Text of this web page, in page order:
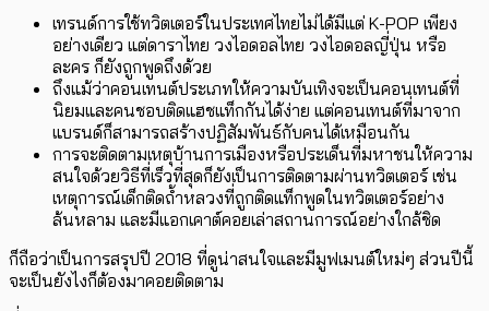
เทรนด์การใช้ทวิตเตอร์ในประเทศไทยไม่ได้มีแต่ K-POP เพียง
อย่างเดียว แต่ดาราไทย วงไอดอลไทย วงไอดอลญี่ปุ่น หรือ
ละคร ก็ยังถูกพูดถึงด้วย
ถึงแม้ว่าคอนเทนต์ประเภทให้ความบันเทิงจะเป็นคอนเทนต์ที่
นิยมและคนชอบติดแฮชแท็กกันได้ง่าย แต่คอนเทนต์ที่มาจาก
แบรนด์ก็สามารถสร้างปฏิสัมพันธ์กับคนได้เหมือนกัน
การจะติดตามเหตุบ้านการเมืองหรือประเด็นที่มหาชนให้ความ
สนใจด้วยวิธีที่เร็วที่สุดก็ยังเป็นการติดตามผ่านทวิตเตอร์ เช่น
เหตุการณ์เด็กติดถ้ำหลวงที่ถูกติดแท็กพูดในทวิตเตอร์อย่าง
ล้นหลาม และมีแอกเคาต์คอยเล่าสถานการณ์อย่างใกล้ชิด
ก็ถือว่าเป็นการสรุปปี 2018 ที่ดูน่าสนใจและมีมูฟเมนต์ใหม่ๆ ส่วนปีนี้
จะเป็นยังไงก็ต้องมาคอยติดตาม